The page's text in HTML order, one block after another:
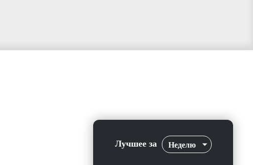
Лучшее за Неделю